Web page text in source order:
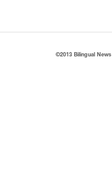
©2013 Bilingual News